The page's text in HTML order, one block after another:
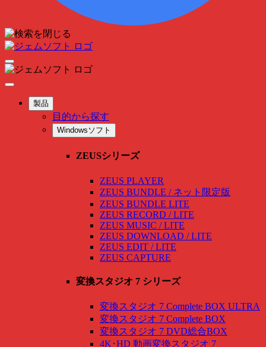
製品
目的から探す
Windowsソフト
ZEUSシリーズ
ZEUS PLAYER
ZEUS BUNDLE / ネット限定版
ZEUS BUNDLE LITE
ZEUS RECORD / LITE
ZEUS MUSIC / LITE
ZEUS DOWNLOAD / LITE
ZEUS EDIT / LITE
ZEUS CAPTURE
変換スタジオ 7 シリーズ
変換スタジオ 7 Complete BOX ULTRA
変換スタジオ 7 Complete BOX
変換スタジオ 7 DVD総合BOX
4K･HD 動画変換スタジオ 7